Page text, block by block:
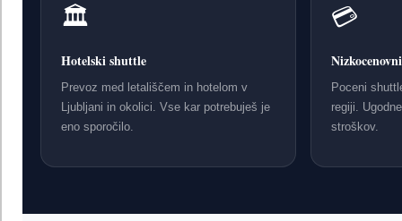
🏛
Hotelski shuttle
Prevoz med letališčem in hotelom v
Ljubljani in okolici. Vse kar potrebuješ je
eno sporočilo.
💳
Poceni
regiji.
stroškov.